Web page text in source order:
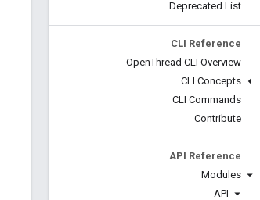
Deprecated List
CLI Reference
OpenThread CLI Overview
CLI Concepts
CLI Commands
Contribute
API Reference
Modules
API